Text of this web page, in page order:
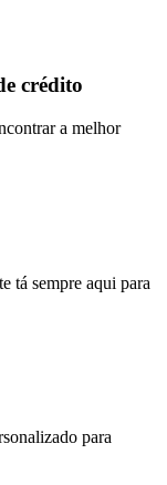
crédito
a melhor
tá sempre aqui para
para